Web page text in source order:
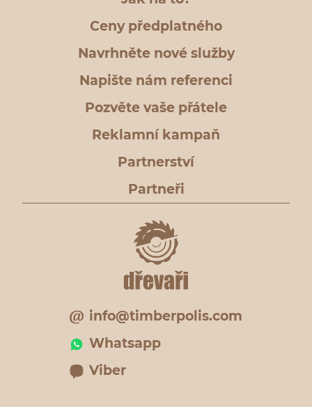
Ceny předplatného
Navrhněte nové služby
Napište nám referenci
Pozvěte vaše přátele
Reklamní kampaň
Partnerství
Partneři
info@timberpolis.com
Whatsapp
Viber